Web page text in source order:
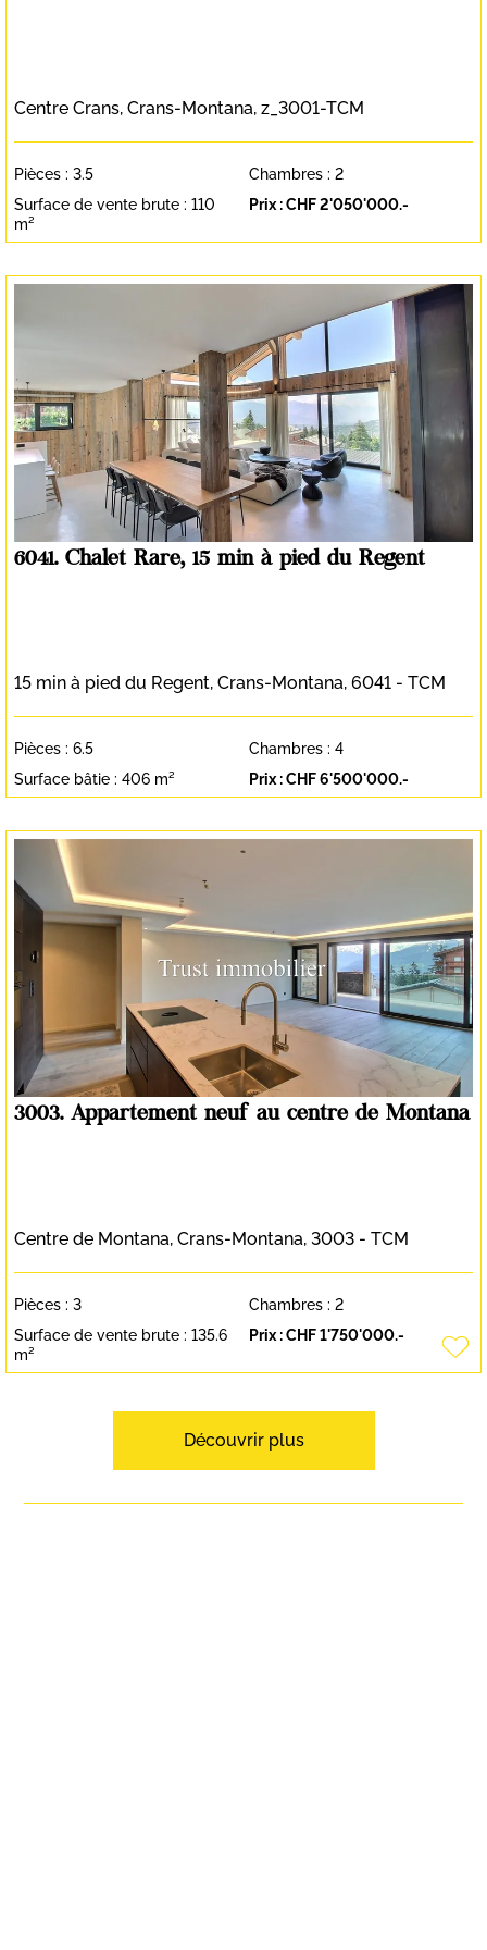
Centre Crans,Crans-Montana, z_3001-TCM
Prix :CHF 2'050'000.-
Pièces :3.5 Chambres : 2
Surface de vente brute :110
m²
6041. Chalet Rare, 15 min à pied du Regent
15 min à pied du Regent,Crans-Montana, 6041 - TCM
Prix :CHF 6'500'000.-
Pièces :6.5 Chambres : 4
Surface bâtie :406 m²
3003. Appartement neuf au centre de Montana
Centre de Montana,Crans-Montana, 3003 - TCM
Prix :CHF 1'750'000.-
Pièces :3 Chambres : 2
Surface de vente brute :135.6
m²
Découvrir plus